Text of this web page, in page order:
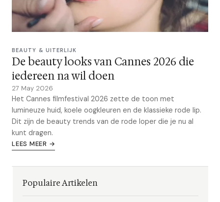
BEAUTY & UITERLIJK
De beauty looks van Cannes 2026 die
iedereen na wil doen
27 May 2026
Het Cannes filmfestival 2026 zette de toon met
lumineuze huid, koele oogkleuren en de klassieke rode lip.
Dit zijn de beauty trends van de rode loper die je nu al
kunt dragen.
LEES MEER →
Populaire Artikelen